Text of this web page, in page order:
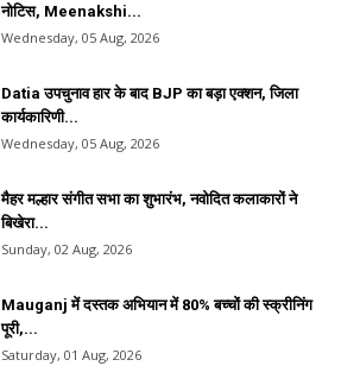
नोटिस, Meenakshi...
Wednesday, 05 Aug, 2026
Datia उपचुनाव हार के बाद BJP का बड़ा एक्शन, जिला
कार्यकारिणी...
Wednesday, 05 Aug, 2026
मैहर मल्हार संगीत सभा का शुभारंभ, नवोदित कलाकारों ने
बिखेरा...
Sunday, 02 Aug, 2026
Mauganj में दस्तक अभियान में 80% बच्चों की स्क्रीनिंग
पूरी,...
Saturday, 01 Aug, 2026